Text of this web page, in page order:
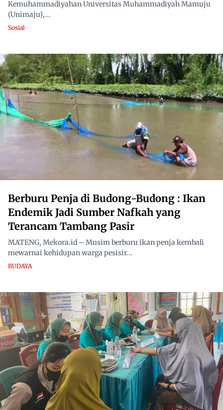
Kemuhammadiyahan Universitas Muhammadiyah Mamuju
(Unimaju),...
Sosial
Berburu Penja di Budong-Budong : Ikan
Endemik Jadi Sumber Nafkah yang
Terancam Tambang Pasir
MATENG, Mekora.id – Musim berburu ikan penja kembali
mewarnai kehidupan warga pesisir...
BUDAYA